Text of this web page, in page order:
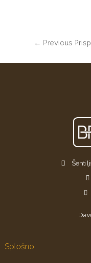
← Previous
Splošno